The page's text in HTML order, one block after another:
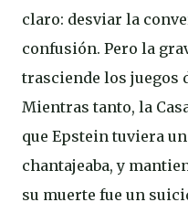
claro: desviar la
confusión. Pero la
trasciende los juegos
Mientras tanto, la
que Epstein tuviera
chantajeaba, y
su muerte fue un